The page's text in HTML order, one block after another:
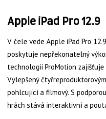
Apple iPad Pro 12.9
V čele vede Apple iPad Pro
poskytuje nepřekonatelný
technologií ProMotion
Vylepšený
pohlcující a filmový. S
hrách stává interaktivní a